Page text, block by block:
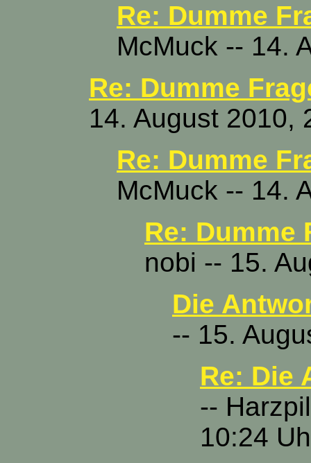
Re: Dumme
McMuck -- 14.
Re: Dumme
14. August 2010,
Re: Dumme
McMuck -- 14.
Re: Dumme
nobi -- 15.
Die
-- 15.
Re: Die
--
10:24